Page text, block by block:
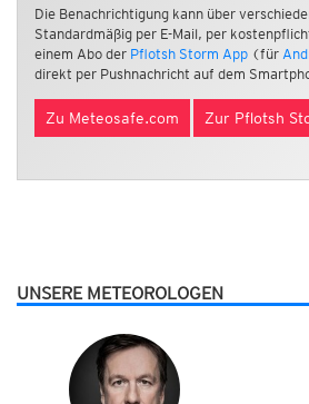
Die Benachrichtigung kann über
Standardmäßig per E-Mail, per
einem Abo der Pflotsh Storm App (für
direkt per Pushnachricht auf dem
Zu Meteosafe.com Zur Pflotsh
UNSERE METEOROLOGEN